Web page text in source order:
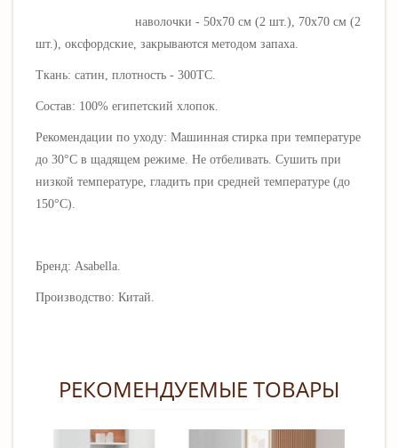
наволочки - 50х70 см (2 шт.), 70х70 см (2
шт.), оксфордские, закрываются методом запаха.
Ткань: сатин, плотность - 300ТС.
Состав: 100% египетский хлопок.
Рекомендации по уходу: Машинная стирка при температуре
до 30°C в щадящем режиме. Не отбеливать. Сушить при
низкой температуре, гладить при средней температуре (до
150°C).
Бренд: Asabella.
Производство: Китай.
РЕКОМЕНДУЕМЫЕ ТОВАРЫ